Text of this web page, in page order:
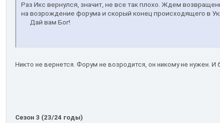
Раз Икс вернулся, значит, не все так плохо. Ждем
на возрождение форума и скорый конец происходящего в
Дай вам Бог!
Никто не вернется. Форум не возродится, он никому не нужен. И
Сезон 3 (23/24 годы)